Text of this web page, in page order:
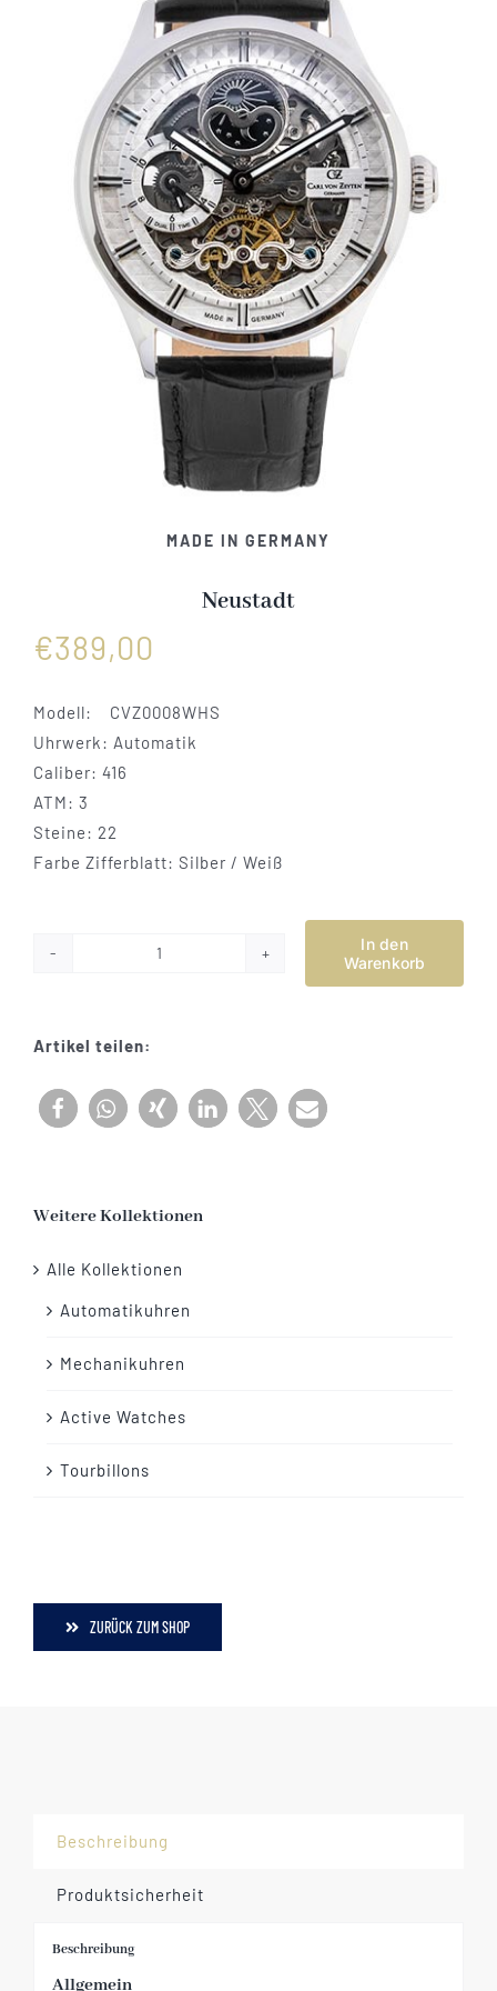
Mechanikuhren
Active Watches
Tourbillons
News
Geschichte
Händler
Kontakt
MADE IN GERMANY
Neustadt
€389,00
Modell:
CVZ0008WHS
Uhrwerk: Automatik
Caliber: 416
ATM: 3
Steine: 22
Farbe Zifferblatt: Silber / Weiß
Neustadt
In den
Warenkorb
Artikel teilen:
Weitere Kollektionen
Alle Kollektionen
Automatikuhren
Mechanikuhren
Active Watches
Tourbillons
ZURÜCK ZUM SHOP
Beschreibung
Produktsicherheit
Beschreibung
Allgemein